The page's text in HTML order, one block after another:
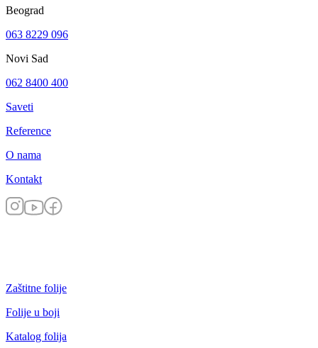
Beograd
063 8229 096
Novi Sad
062 8400 400
Saveti
Reference
O nama
Kontakt
Zaštitne folije
Folije u boji
Katalog folija